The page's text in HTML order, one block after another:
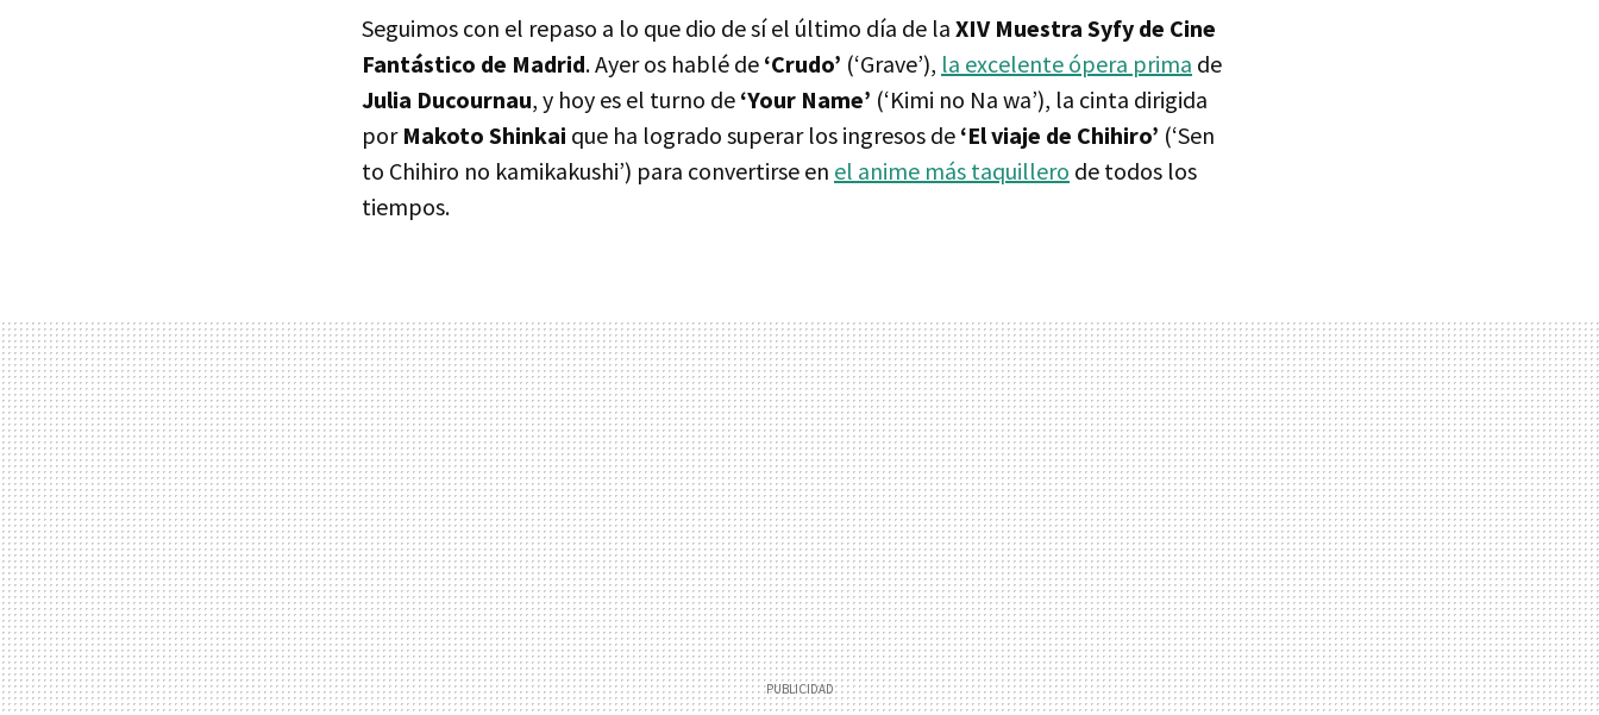
Seguimos con el repaso a lo que dio de sí el último día de la XIV Muestra Syfy de Cine
Fantástico de Madrid. Ayer os hablé de ‘Crudo’ (‘Grave’), la excelente ópera prima de
Julia Ducournau, y hoy es el turno de ‘Your Name’ (‘Kimi no Na wa’), la cinta dirigida
por Makoto Shinkai que ha logrado superar los ingresos de ‘El viaje de Chihiro’ (‘Sen
to Chihiro no kamikakushi’) para convertirse en el anime más taquillero de todos los
tiempos.